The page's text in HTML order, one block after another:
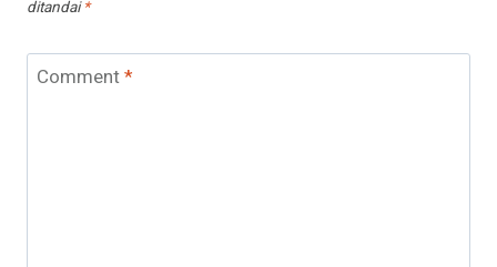
ditandai*
Comment*